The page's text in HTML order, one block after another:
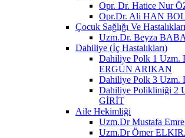
Opr. Dr. Hatice Nur
Opr.Dr. Ali HAN
Çocuk Sağlığı Ve Hastalıkları
Uzm.Dr. Beyza
Dahiliye (İç Hastalıkları)
Dahiliye Polk 1 Uzm.
ERGÜN ARIKAN
Dahiliye Polk 3 Uzm.
Dahiliye Polikliniği 2
GİRİT
Aile Hekimliği
Uzm.Dr Mustafa
Uzm.Dr Ömer